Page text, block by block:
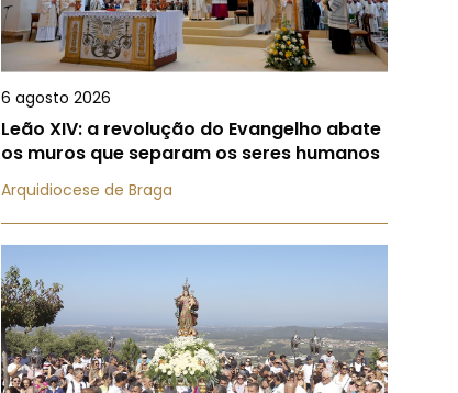
6 agosto 2026
Leão XIV: a revolução do Evangelho abate
os muros que separam os seres humanos
Arquidiocese de Braga